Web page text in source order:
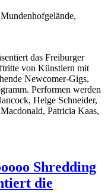
das Freiburger
von Künstlern mit
Newcomer-Gigs,
Performen werden
Helge Schneider,
Patricia Kaas,
Shredding
die